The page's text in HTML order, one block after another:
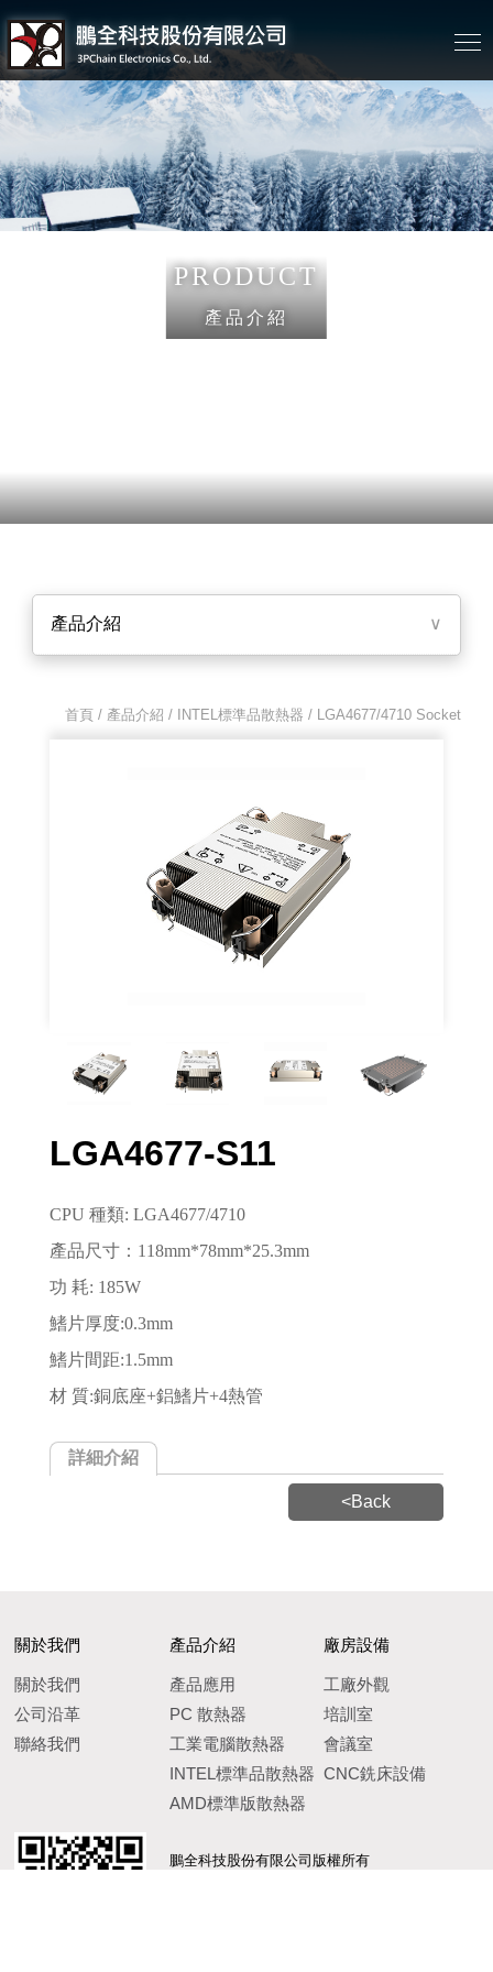
PRODUCT
產品介紹
產品介紹 ∨
首頁 / 產品介紹 / INTEL標準品散熱器 / LGA4677/4710 Socket
LGA4677-S11
CPU 種類: LGA4677/4710
產品尺寸：118mm*78mm*25.3mm
功 耗: 185W
鰭片厚度:0.3mm
鰭片間距:1.5mm
材 質:銅底座+鋁鰭片+4熱管
詳細介紹
<Back
關於我們
關於我們
公司沿革
聯絡我們
產品介紹
產品應用
PC 散熱器
工業電腦散熱器
INTEL標準品散熱器
AMD標準版散熱器
廠房設備
工廠外觀
培訓室
會議室
CNC銑床設備
鵬全科技股份有限公司版權所有